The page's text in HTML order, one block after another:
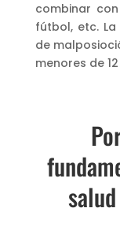
combinar
fútbol, etc.
de
menores de